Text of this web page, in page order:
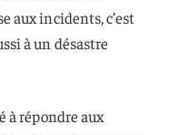
aux incidents, c’est
à un désastre
à répondre aux